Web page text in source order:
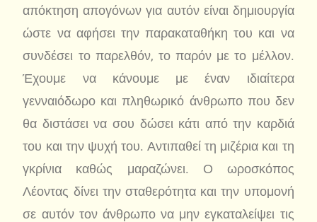
απόκτηση απογόνων για αυτόν είναι δημιουργία
ώστε να αφήσει την παρακαταθήκη του και να
συνδέσει το παρελθόν, το παρόν με το μέλλον.
Έχουμε να κάνουμε με έναν ιδιαίτερα
γενναιόδωρο και πληθωρικό άνθρωπο που δεν
θα διστάσει να σου δώσει κάτι από την καρδιά
του και την ψυχή του. Αντιπαθεί τη μιζέρια και τη
γκρίνια καθώς μαραζώνει. Ο ωροσκόπος
Λέοντας δίνει την σταθερότητα και την υπομονή
σε αυτόν τον άνθρωπο να μην εγκαταλείψει τις